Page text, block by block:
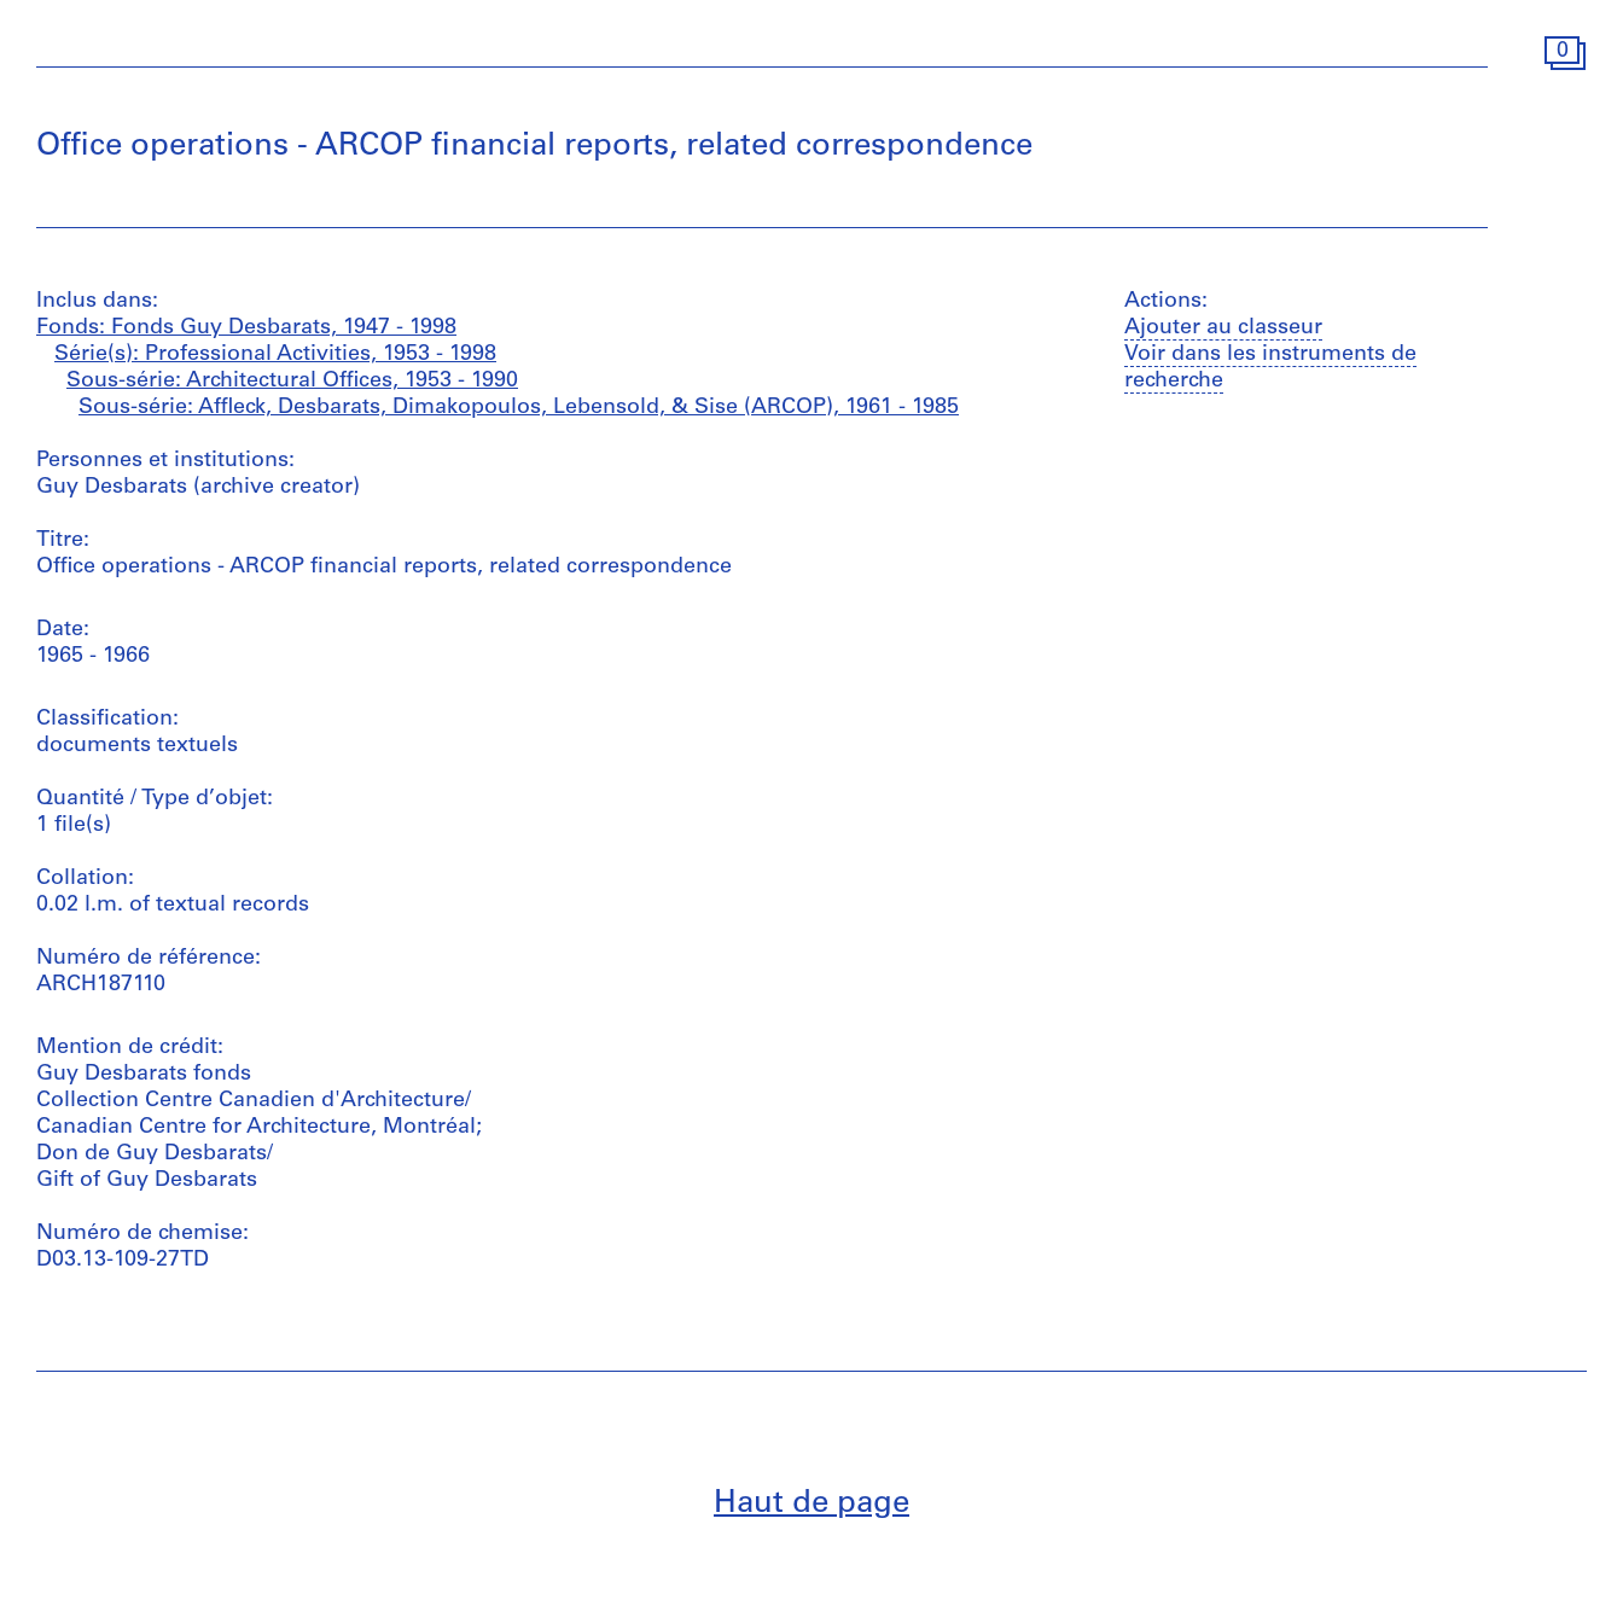
0
Office operations - ARCOP financial reports, related correspondence
Inclus dans:
Fonds: Fonds Guy Desbarats, 1947 - 1998
Série(s): Professional Activities, 1953 - 1998
Sous-série: Architectural Offices, 1953 - 1990
Sous-série: Affleck, Desbarats, Dimakopoulos, Lebensold, & Sise (ARCOP), 1961 - 1985
Personnes et institutions:
Guy Desbarats (archive creator)
Titre:
Office operations - ARCOP financial reports, related correspondence
Date:
1965 - 1966
Classification:
documents textuels
Quantité / Type d’objet:
1 file(s)
Collation:
0.02 l.m. of textual records
Numéro de référence:
ARCH187110
Mention de crédit:
Guy Desbarats fonds
Collection Centre Canadien d'Architecture/
Canadian Centre for Architecture, Montréal;
Don de Guy Desbarats/
Gift of Guy Desbarats
Numéro de chemise:
D03.13-109-27TD
Actions:
Ajouter au classeur
Voir dans les instruments de
recherche
Haut de page